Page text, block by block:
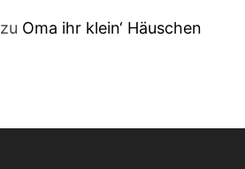
zu Oma ihr klein‘ Häuschen